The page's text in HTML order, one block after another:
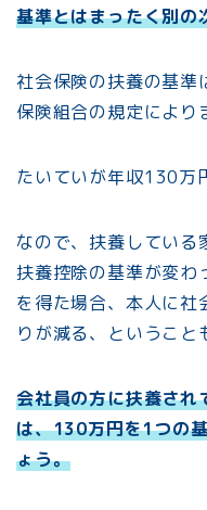
基準とはまったく別の
社会保険の扶養の基準
保険組合の規定により
たいていが年収130万
なので、扶養している
扶養控除の基準が変
を得た場合、本人に社
りが減る、ということ
会社員の方に扶養され
は、130万円を1つの
ょう。